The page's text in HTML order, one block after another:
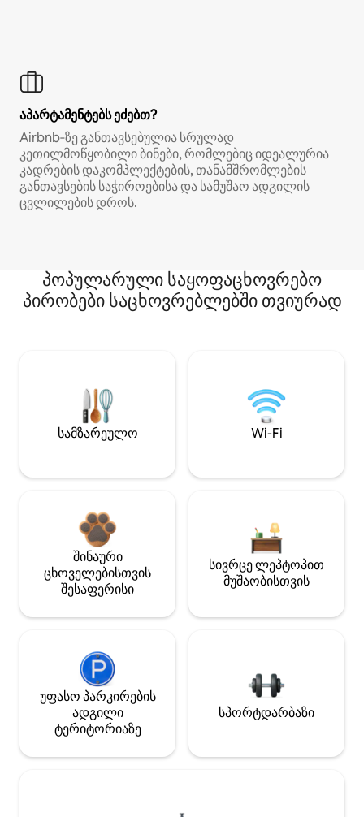
აპარტამენტებს ეძებთ?
Airbnb‑ზე განთავსებულია სრულად
კეთილმოწყობილი ბინები, რომლებიც იდეალურია
კადრების დაკომპლექტების, თანამშრომლების
განთავსების საჭიროებისა და სამუშაო ადგილის
ცვლილების დროს.
პოპულარული საყოფაცხოვრებო
პირობები საცხოვრებლებში თვიურად
სამზარეულო Wi-Fi
შინაური
ცხოველებისთვის
შესაფერისი
სივრცე ლეპტოპით
მუშაობისთვის
უფასო პარკირების
ადგილი
ტერიტორიაზე
სპორტდარბაზი